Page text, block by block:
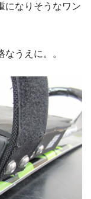
になりそうなワン
うえに。。